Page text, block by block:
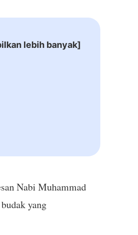
lebih banyak]
Nabi Muhammad
yang